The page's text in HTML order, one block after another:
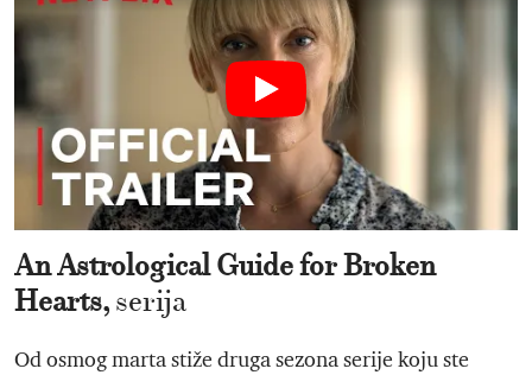
An Astrological Guide for Broken
Hearts,serija
Od osmog marta stiže druga sezona serije koju ste